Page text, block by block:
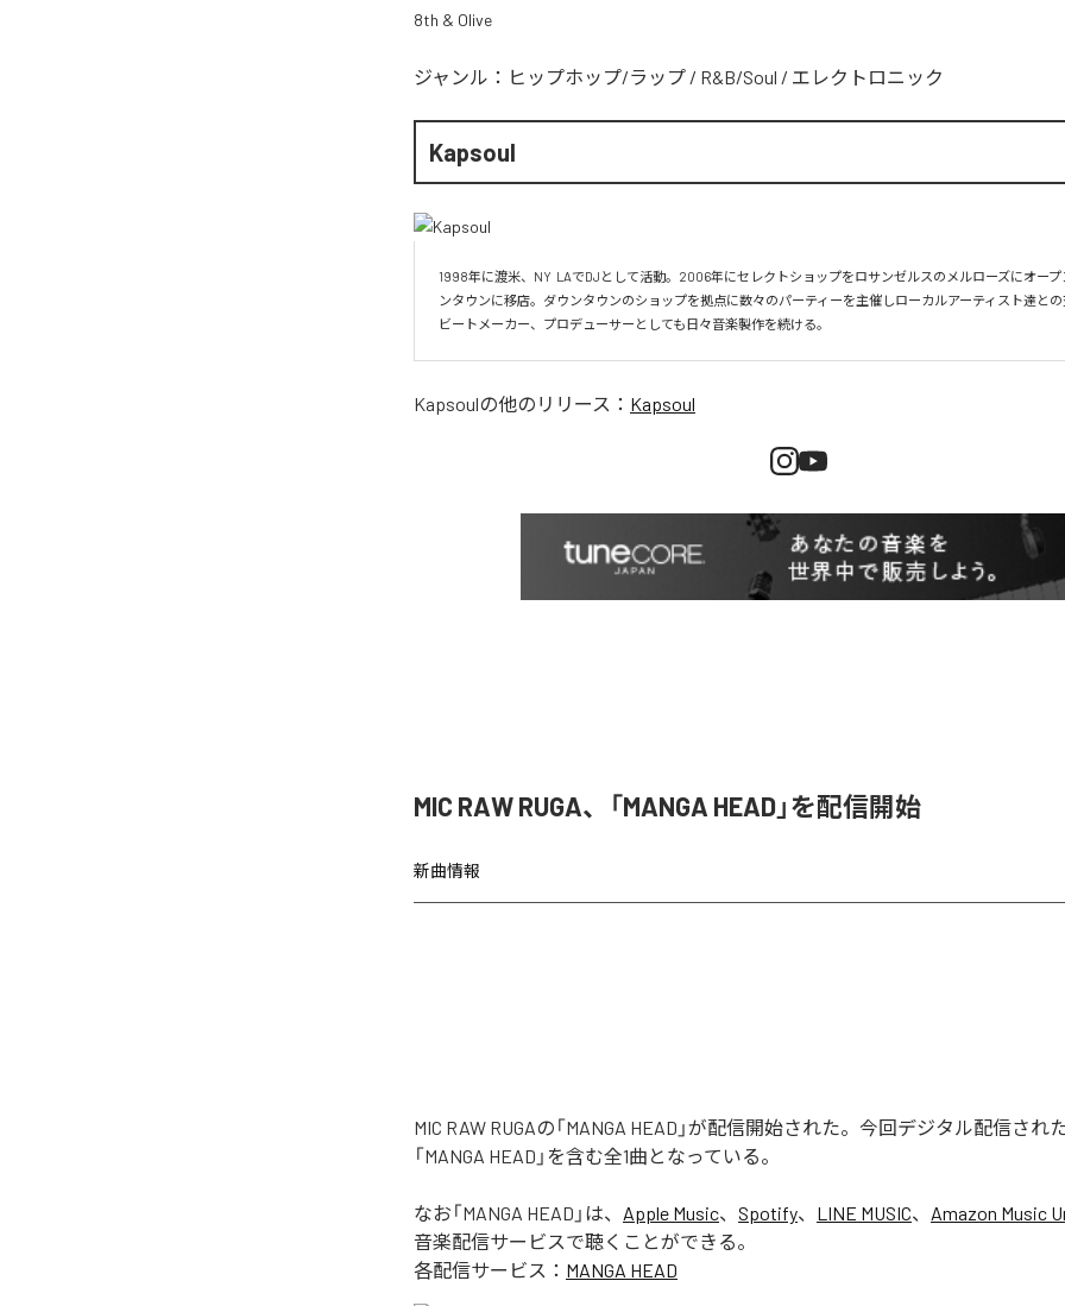
8th & Olive
ジャンル： ヒップホップ/ラップ / R&B/Soul / エレクトロニック
Kapsoul
1998年に渡米、NY  LAでDJとして活動。2006年にセレクトショップをロサンゼルスのメルローズにオー
ンタウンに移店。ダウンタウンのショップを拠点に数々のパーティーを主催しローカルアーティスト達との
ビートメーカー、プロデューサーとしても日々音楽製作を続ける。
Kapsoulの他のリリース： Kapsoul
MIC RAW RUGA、「MANGA HEAD」を配信開始
新曲情報
MIC RAW RUGAの「MANGA HEAD」が配信開始された。今回デジタル配信され
「MANGA HEAD」を含む全1曲となっている。
なお「MANGA HEAD 」は、 Apple Music、 Spotify、 LINE MUSIC、 Amazon Music
音楽配信サービスで聴くことができる。
各配信サービス： MANGA HEAD